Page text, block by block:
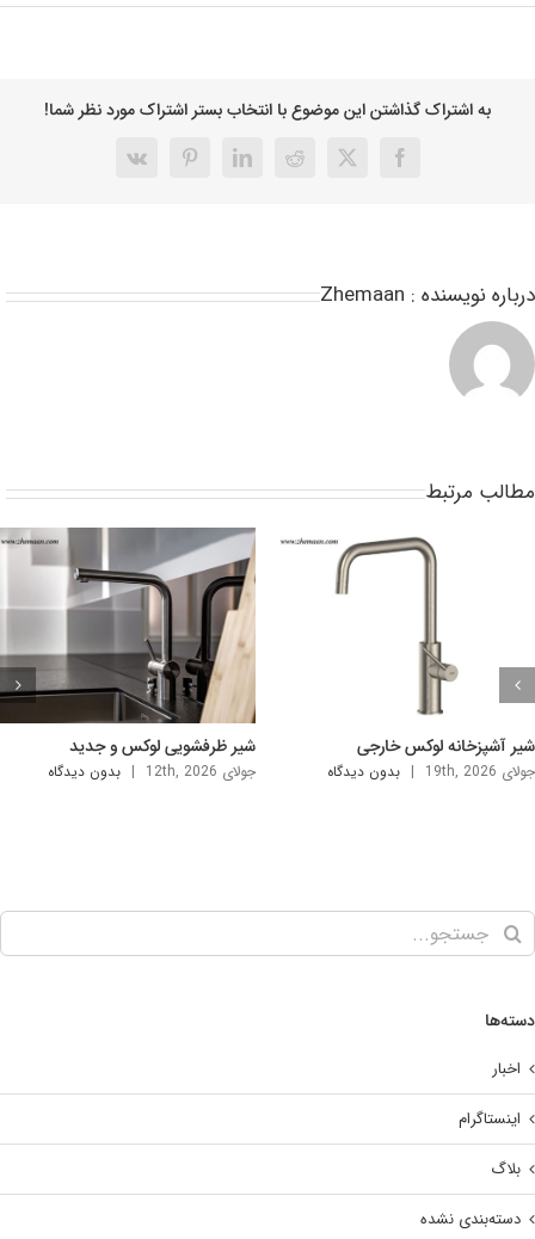
به اشتراک گذاشتن این موضوع با انتخاب بستر اشتراک مورد نظر شما!
نویسنده : Zhemaan
مرتبط
سینک دستشویی شیک و لوکس
جولای 5th, 2026 | بدون ديدگاه
سینک روشویی لاکچری خارجی
آگوست 2nd, 2026 | بدون ديدگاه
اخبار
اینستاگرام
بلاگ
دسته‌بندی نشده